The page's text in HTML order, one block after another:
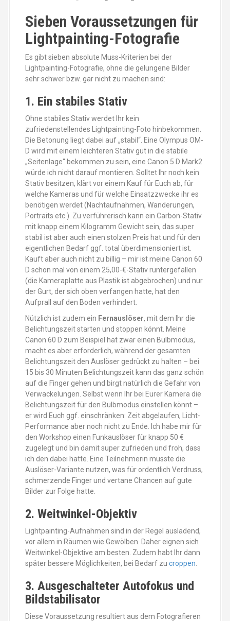
Sieben Voraussetzungen für
Lightpainting-Fotografie
Es gibt sieben absolute Muss-Kriterien bei der
Lightpainting-Fotografie, ohne die gelungene Bilder
sehr schwer bzw. gar nicht zu machen sind:
1. Ein stabiles Stativ
Ohne stabiles Stativ werdet Ihr kein
zufriedenstellendes Lightpainting-Foto hinbekommen.
Die Betonung liegt dabei auf „stabil“. Eine Olympus OM-
D wird mit einem leichteren Stativ gut in die stabile
„Seitenlage“ bekommen zu sein, eine Canon 5 D Mark2
würde ich nicht darauf montieren. Solltet Ihr noch kein
Stativ besitzen, klärt vor einem Kauf für Euch ab, für
welche Kameras und für welche Einsatzzwecke ihr es
benötigen werdet (Nachtaufnahmen, Wanderungen,
Portraits etc.). Zu verführerisch kann ein Carbon-Stativ
mit knapp einem Kilogramm Gewicht sein, das super
stabil ist aber auch einen stolzen Preis hat und für den
eigentlichen Bedarf ggf. total überdimensioniert ist.
Kauft aber auch nicht zu billig – mir ist meine Canon 60
D schon mal von einem 25,00-€-Stativ runtergefallen
(die Kameraplatte aus Plastik ist abgebrochen) und nur
der Gurt, der sich oben verfangen hatte, hat den
Aufprall auf den Boden verhindert.
Nützlich ist zudem ein Fernauslöser, mit dem Ihr die
Belichtungszeit starten und stoppen könnt. Meine
Canon 60 D zum Beispiel hat zwar einen Bulbmodus,
macht es aber erforderlich, während der gesamten
Belichtungszeit den Auslöser gedrückt zu halten – bei
15 bis 30 Minuten Belichtungszeit kann das ganz schön
auf die Finger gehen und birgt natürlich die Gefahr von
Verwackelungen. Selbst wenn Ihr bei Eurer Kamera die
Belichtungszeit für den Bulbmodus einstellen könnt –
er wird Euch ggf. einschränken: Zeit abgelaufen, Licht-
Performance aber noch nicht zu Ende. Ich habe mir für
den Workshop einen Funkauslöser für knapp 50 €
zugelegt und bin damit super zufrieden und froh, dass
ich den dabei hatte. Eine Teilnehmerin musste die
Auslöser-Variante nutzen, was für ordentlich Verdruss,
schmerzende Finger und vertane Chancen auf gute
Bilder zur Folge hatte.
2. Weitwinkel-Objektiv
Lightpainting-Aufnahmen sind in der Regel ausladend,
vor allem in Räumen wie Gewölben. Daher eignen sich
Weitwinkel-Objektive am besten. Zudem habt Ihr dann
später bessere Möglichkeiten, bei Bedarf zu croppen
3. Ausgeschalteter Autofokus und
Bildstabilisator
Diese Voraussetzung resultiert aus dem Fotografieren